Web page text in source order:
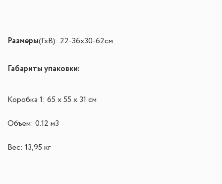
Размеры(ГхВ): 22-36х30-62см
Габариты упаковки:
Коробка 1: 65 х 55 х 31 см
Объем: 0.12 м3
Вес: 13,95 кг